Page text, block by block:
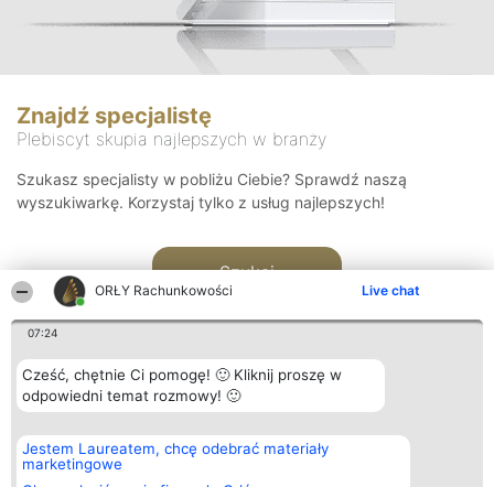
ORŁY Rachunkowości Live chat
07:24
Cześć, chętnie Ci pomogę! 🙂 Kliknij proszę w
odpowiedni temat rozmowy! 🙂
Jestem Laureatem, chcę odebrać materiały
marketingowe
Znajdź specjalistę
Plebiscyt skupia najlepszych w branży
Szukasz specjalisty w pobliżu Ciebie? Sprawdź naszą
wyszukiwarkę. Korzystaj tylko z usług najlepszych!
Szukaj
Organizator plebiscytu
Bright Side Solutions sp. z o.
o. sp. k.
ul. Ruska 22
Plebiscyt
Laureaci
wszystkich
Kontakt
Kontakt